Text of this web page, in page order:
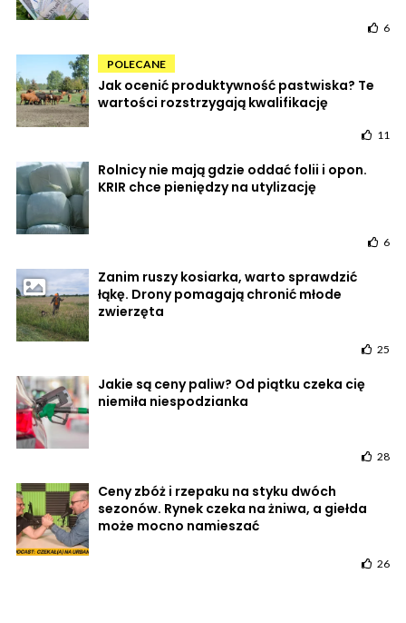
6
POLECANE
Jak ocenić produktywność pastwiska? Te
wartości rozstrzygają kwalifikację
11
Rolnicy nie mają gdzie oddać folii i opon.
KRIR chce pieniędzy na utylizację
6
Zanim ruszy kosiarka, warto sprawdzić
łąkę. Drony pomagają chronić młode
zwierzęta
25
Jakie są ceny paliw? Od piątku czeka cię
niemiła niespodzianka
28
Ceny zbóż i rzepaku na styku dwóch
sezonów. Rynek czeka na żniwa, a giełda
może mocno namieszać
26